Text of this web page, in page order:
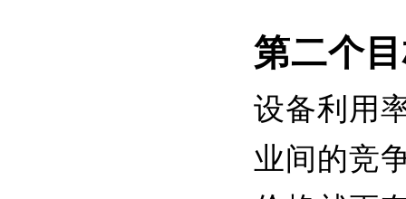
第二个
设备利用
业间的竞